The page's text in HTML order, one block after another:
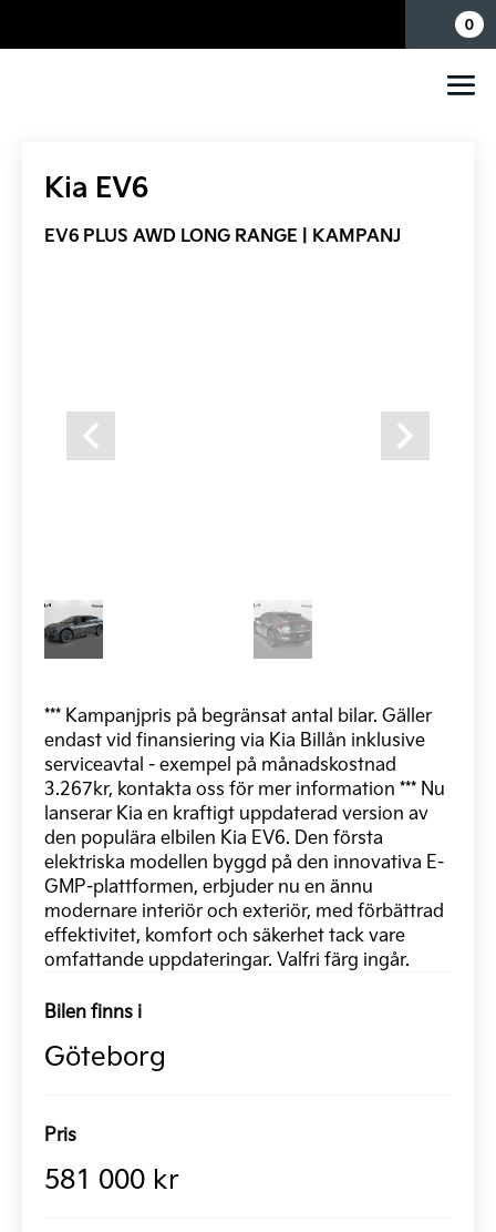
0
Kia EV6
EV6 PLUS AWD LONG RANGE | KAMPANJ
Previous Next
*** Kampanjpris på begränsat antal bilar. Gäller
endast vid finansiering via Kia Billån inklusive
serviceavtal - exempel på månadskostnad
3.267kr, kontakta oss för mer information *** Nu
lanserar Kia en kraftigt uppdaterad version av
den populära elbilen Kia EV6. Den första
elektriska modellen byggd på den innovativa E-
GMP-plattformen, erbjuder nu en ännu
modernare interiör och exteriör, med förbättrad
effektivitet, komfort och säkerhet tack vare
omfattande uppdateringar. Valfri färg ingår.
Bilen finns i
Göteborg
Pris
581 000 kr